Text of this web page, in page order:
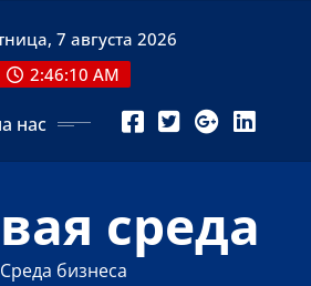
7 августа 2026
2:46:11 AM
нас
среда
Среда бизнеса